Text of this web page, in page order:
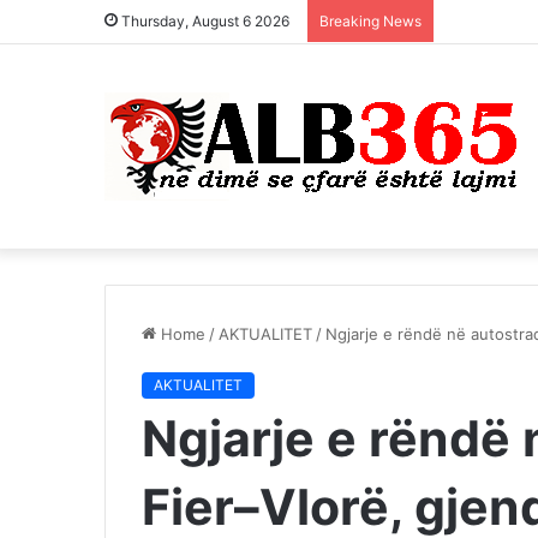
Thursday, August 6 2026 Breaking News
Home / AKTUALITET / Ngjarje e rëndë në
AKTUALITET
Ngjarje e rëndë
Fier–Vlorë,